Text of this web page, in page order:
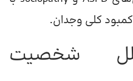
کلی وجدان.
شخصیت